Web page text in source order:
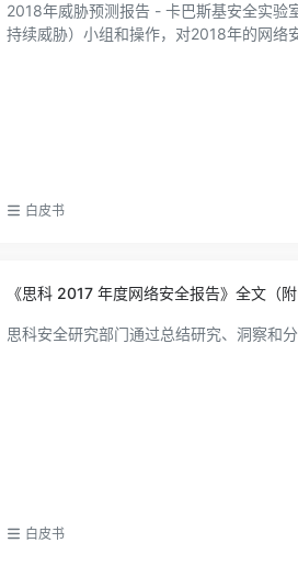
2018年威胁预测报告 - 卡巴斯基安全实验
持续威胁）小组和操作，对2018年的网络
白皮书
《思科 2017 年度网络安全报告》全文（附
思科安全研究部门通过总结研究、洞察和
白皮书